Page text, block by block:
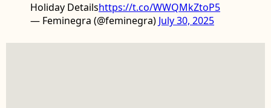
Holiday Detailshttps://t.co/WWQMkZtoP5
— Feminegra (@feminegra) July 30, 2025